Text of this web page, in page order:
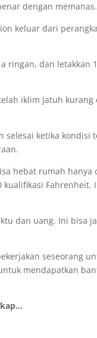
dengan memanas.
keluar dari
ringan, dan
iklim jatuh kurang
ketika kondisi
hebat rumah
dan uang. Ini bisa
seseorang
mendapatkan